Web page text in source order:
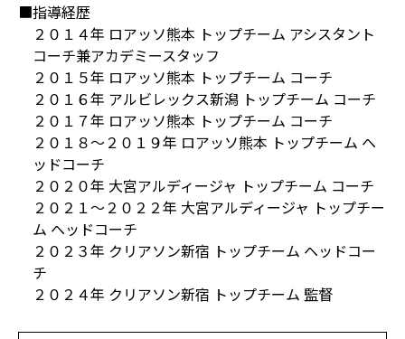
■指導経歴
２０１４年 ロアッソ熊本 トップチーム アシスタント
コーチ兼アカデミースタッフ
２０１５年 ロアッソ熊本 トップチーム コーチ
２０１６年 アルビレックス新潟 トップチーム コーチ
２０１７年 ロアッソ熊本 トップチーム コーチ
２０１８～２０１９年 ロアッソ熊本 トップチーム ヘ
ッドコーチ
２０２０年 大宮アルディージャ トップチーム コーチ
２０２１～２０２２年 大宮アルディージャ トップチー
ム ヘッドコーチ
２０２３年 クリアソン新宿 トップチーム ヘッドコー
チ
２０２４年 クリアソン新宿 トップチーム 監督